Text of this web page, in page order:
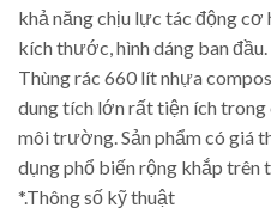
khả năng chịu lực tác động
kích thước, hình dáng ban đầu.
Thùng rác 660 lít nhựa
dung tích lớn rất tiện ích trong
môi trường. Sản phẩm có giá
dụng phổ biến rộng khắp trên
*.Thông số kỹ thuật